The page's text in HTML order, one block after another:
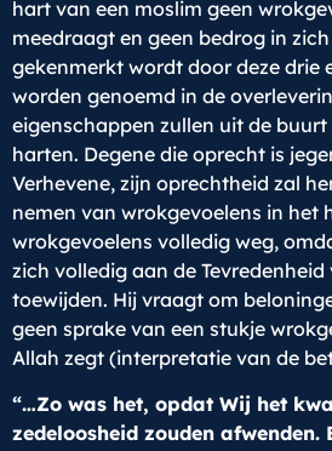
hart van een moslim geen
meedraagt en geen bedrog in
gekenmerkt wordt door deze drie
worden genoemd in de
eigenschappen zullen uit de
harten. Degene die oprecht is
Verhevene, zijn oprechtheid zal
nemen van wrokgevoelens in het
wrokgevoelens volledig weg,
zich volledig aan de
toewijden. Hij vraagt om
geen sprake van een stukje
Allah zegt (interpretatie van de
“…Zo was het, opdat Wij het
zedeloosheid zouden